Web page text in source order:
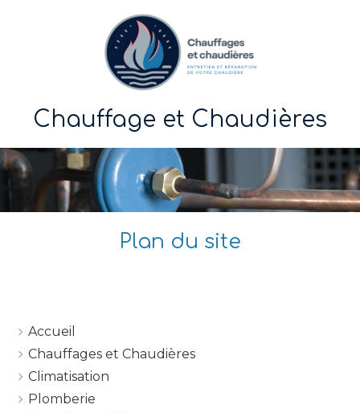
Chauffage et Chaudières
Plan du site
Accueil
Chauffages et Chaudières
Climatisation
Plomberie